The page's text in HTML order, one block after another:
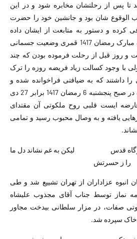
تا پس از رحلتشان مخابره شود و در این
الوقوع شان بود و جانشین خود را حضرت
کرده و دستور به متابعت از ایشان داده
بودند. تا اینکه در ابتدای ماه مبارک رمضان 1417 قمری وضعیت جسمانی
روز قبل از رحلت فرموده بودن که چند
وجود کسالت زیاد فریضه روزه را ترک
داشتند که به ضیافتی فراخوانده شده و
منتظر رفتن هستند. بالاخره در صبح پنجشنبه 6 رمضان 1417 برابر 27 دی
عارضه ایست قلبی روح ملکوتی آن مقتدای
یافته و به وصال محبوب رسید و تمامی
قدس لیکن به غم نشاند دل ما
را ز حسرتش
انبوه عزاداران از تهران تشییع شد و طی
نماز توسط جناب آقای مجذوب علیشاه
صفات، در مزار سلطانی بیدخت مجاور
خاک سپرده شد.